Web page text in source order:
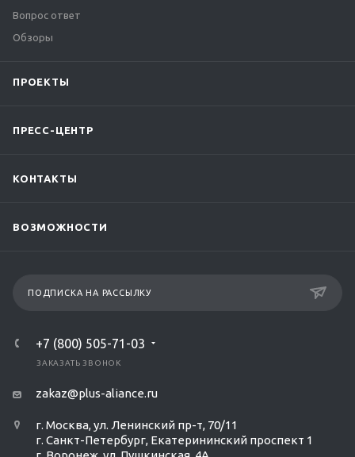
Вопрос ответ
Обзоры
ПРОЕКТЫ
ПРЕСС-ЦЕНТР
КОНТАКТЫ
ВОЗМОЖНОСТИ
ПОДПИСКА НА РАССЫЛКУ
+7 (800) 505-71-03
ЗАКАЗАТЬ ЗВОНОК
zakaz@plus-aliance.ru
г. Москва, ул. Ленинский пр-т, 70/11
г. Санкт-Петербург, Екатерининский проспект 1